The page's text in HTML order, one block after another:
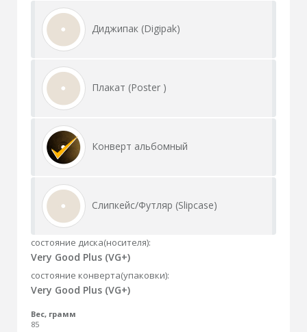
Диджипак (Digipak)
Плакат (Poster )
Конверт альбомный
Слипкейс/Футляр (Slipcase)
состояние диска(носителя):
Very Good Plus (VG+)
состояние конверта(упаковки):
Very Good Plus (VG+)
Вес, грамм
85